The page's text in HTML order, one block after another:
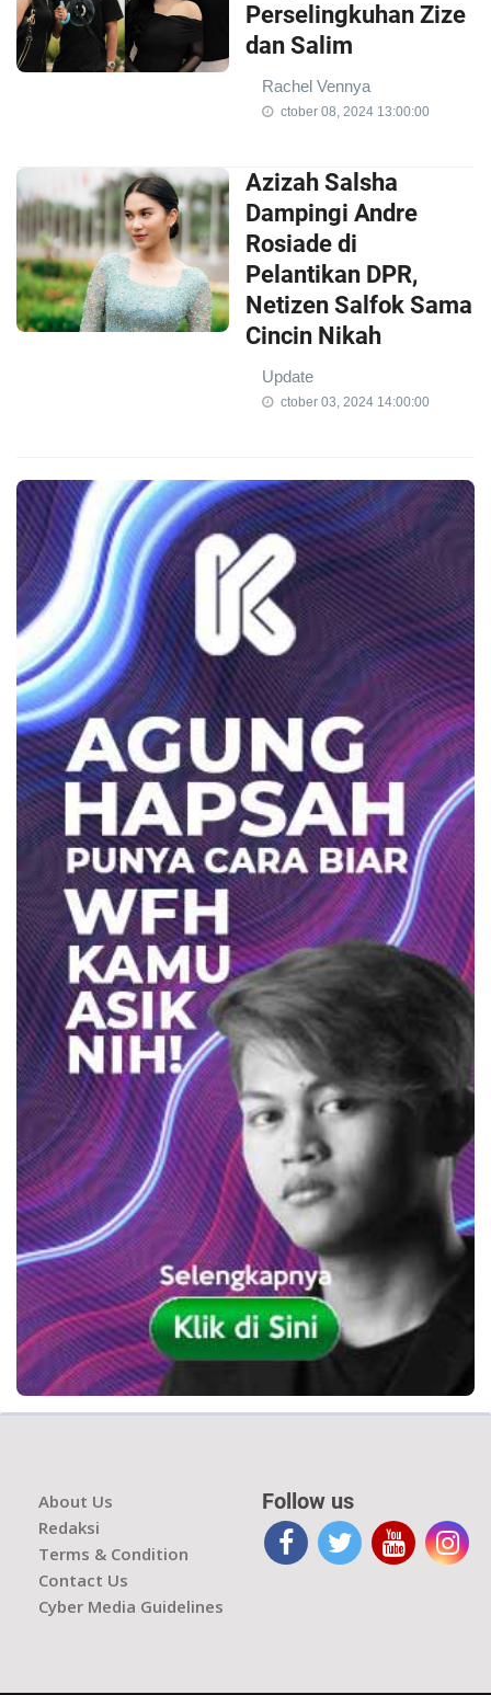
Perselingkuhan Zize
dan Salim
Rachel Vennya
ctober 08, 2024 13:00:00
Azizah Salsha
Dampingi Andre
Rosiade di
Pelantikan DPR,
Netizen Salfok Sama
Cincin Nikah
Update
ctober 03, 2024 14:00:00
About Us
Redaksi
Terms & Condition
Contact Us
Cyber Media Guidelines
Follow us